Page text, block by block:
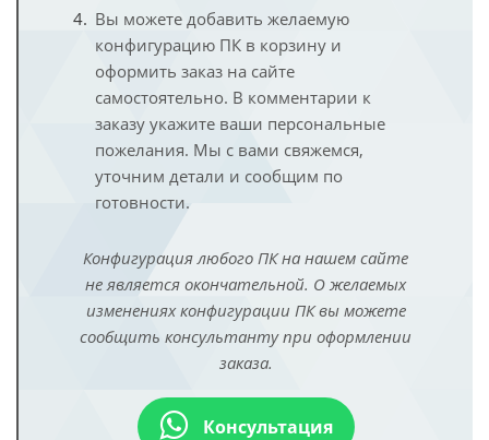
Вы можете добавить желаемую
конфигурацию ПК в корзину и
оформить заказ на сайте
самостоятельно. В комментарии к
заказу укажите ваши персональные
пожелания. Мы с вами свяжемся,
уточним детали и сообщим по
готовности.
Конфигурация любого ПК на нашем сайте
не является окончательной. О желаемых
изменениях конфигурации ПК вы можете
сообщить консультанту при оформлении
заказа.
Консультация